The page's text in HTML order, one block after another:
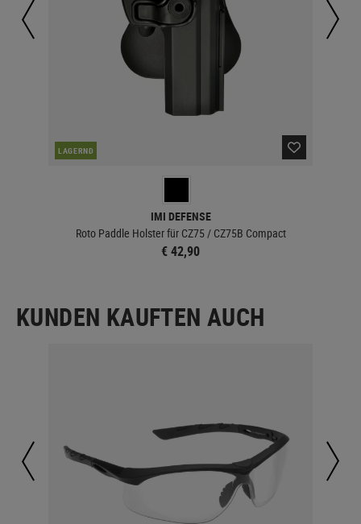
LAGERND
IMI DEFENSE
Roto Paddle Holster für CZ75 / CZ75B Compact
€ 42,90
KUNDEN KAUFTEN AUCH